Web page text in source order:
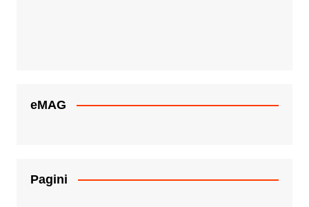
eMAG
Pagini